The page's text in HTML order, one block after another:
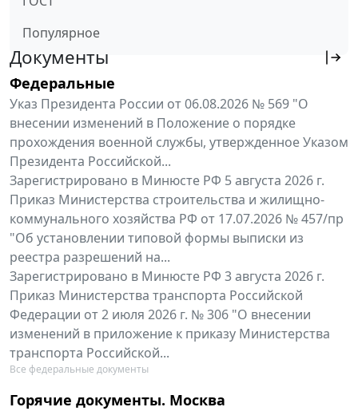
Популярное
Документы
Федеральные
Указ Президента России от 06.08.2026 № 569 "О
внесении изменений в Положение о порядке
прохождения военной службы, утвержденное Указом
Президента Российской...
Зарегистрировано в Минюсте РФ 5 августа 2026 г.
Приказ Министерства строительства и жилищно-
коммунального хозяйства РФ от 17.07.2026 № 457/пр
"Об установлении типовой формы выписки из
реестра разрешений на...
Зарегистрировано в Минюсте РФ 3 августа 2026 г.
Приказ Министерства транспорта Российской
Федерации от 2 июля 2026 г. № 306 "О внесении
изменений в приложение к приказу Министерства
транспорта Российской...
Все федеральные документы
Горячие документы. Москва